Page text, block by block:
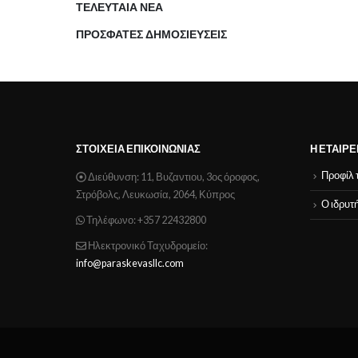
ΤΕΛΕΥΤΑΙΑ ΝΕΑ
ΠΡΟΣΦΑΤΕΣ ΔΗΜΟΣΙΕΥΣΕΙΣ
ΣΤΟΙΧΕΊΑ ΕΠΙΚΟΙΝΩΝΊΑΣ
Διεύθυνση: 11, Βυζαντιου, 3ος όροφος,
Στρόβολς, Λευκωσία, 2064, Κύπρος
Τηλέφωνο: +357 22432800
Ηλεκτρονικό Ταχυδρομείο:
info@paraskevasllc.com
Η
Προφίλ
Ο